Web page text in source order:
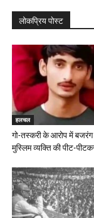
लोकप्रिय पोस्ट
हलचल
गो-तस्करी के आरोप में
मुस्लिम व्यक्ति की पीट-